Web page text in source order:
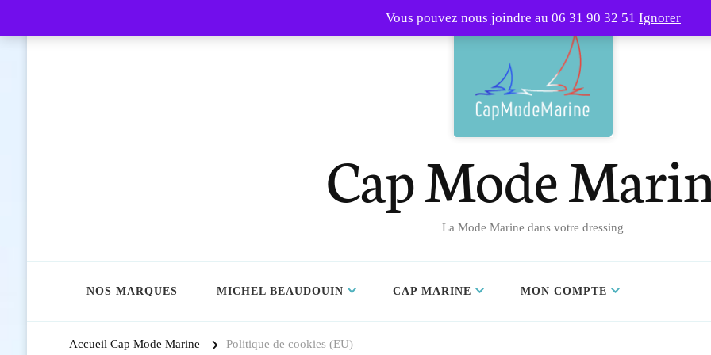
Vous pouvez nous joindre au 06 31 90 32 51 Ignorer
Cap Mode
La Mode Marine dans votre dressing
NOS MARQUES MICHEL BEAUDOUIN CAP MARINE MON COMPTE
Accueil Cap Mode Marine Politique de cookies (EU)